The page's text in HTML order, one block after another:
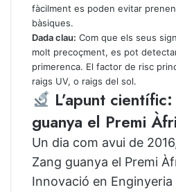
fàcilment es poden evitar
bàsiques.
Dada clau: Com que els seus
molt precoçment, es pot
primerenca. El factor de risc
raigs UV, o raigs del sol.
L’apunt
guanya el Premi
Un dia com avui de
Zang guanya el Premi
Innovació en